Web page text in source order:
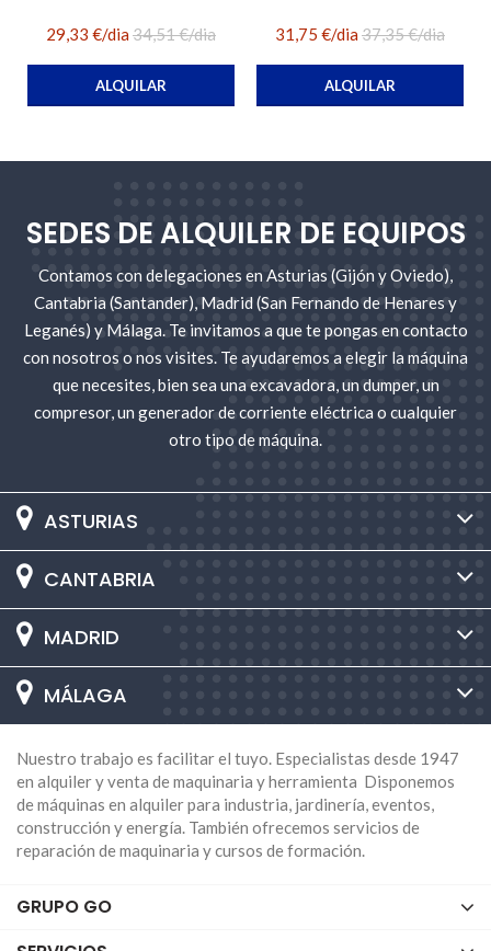
29,33 €/dia34,51 €/dia
ALQUILAR
31,75 €/dia37,35 €/dia
ALQUILAR
SEDES DE ALQUILER DE EQUIPOS
Contamos con delegaciones en Asturias (Gijón y Oviedo),
Cantabria (Santander), Madrid (San Fernando de Henares y
Leganés) y Málaga. Te invitamos a que te pongas en contacto
con nosotros o nos visites. Te ayudaremos a elegir la máquina
que necesites, bien sea una excavadora, un dumper, un
compresor, un generador de corriente eléctrica o cualquier
otro tipo de máquina.
ASTURIAS
CANTABRIA
MADRID
MÁLAGA
Nuestro trabajo es facilitar el tuyo. Especialistas desde 1947
en alquiler y venta de maquinaria y herramienta Disponemos
de máquinas en alquiler para industria, jardinería, eventos,
construcción y energía. También ofrecemos servicios de
reparación de maquinaria y cursos de formación.
GRUPO GO